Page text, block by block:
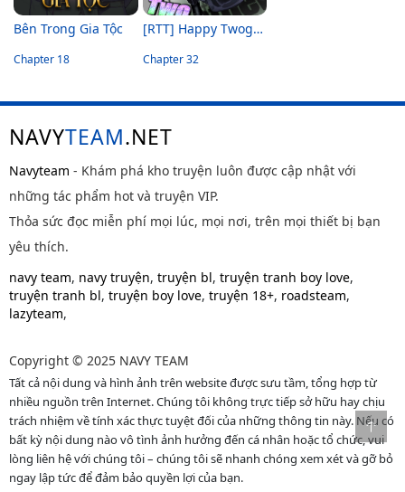
Bên Trong Gia Tộc
Chapter 18
[RTT] Happy Twogether
Chapter 32
NAVYTEAM.NET
Navyteam - Khám phá kho truyện luôn được cập nhật với
những tác phẩm hot và truyện VIP.
Thỏa sức đọc miễn phí mọi lúc, mọi nơi, trên mọi thiết bị bạn
yêu thích.
navy team, navy truyện, truyện bl, truyện tranh boy love,
truyện tranh bl, truyện boy love, truyện 18+, roadsteam,
lazyteam,
Copyright © 2025 NAVY TEAM
Tất cả nội dung và hình ảnh trên website được sưu tầm, tổng hợp từ
nhiều nguồn trên Internet. Chúng tôi không trực tiếp sở hữu hay chịu
trách nhiệm về tính xác thực tuyệt đối của những thông tin này. Nếu có
bất kỳ nội dung nào vô tình ảnh hưởng đến cá nhân hoặc tổ chức, vui
lòng liên hệ với chúng tôi – chúng tôi sẽ nhanh chóng xem xét và gỡ bỏ
ngay lập tức để đảm bảo quyền lợi của bạn.